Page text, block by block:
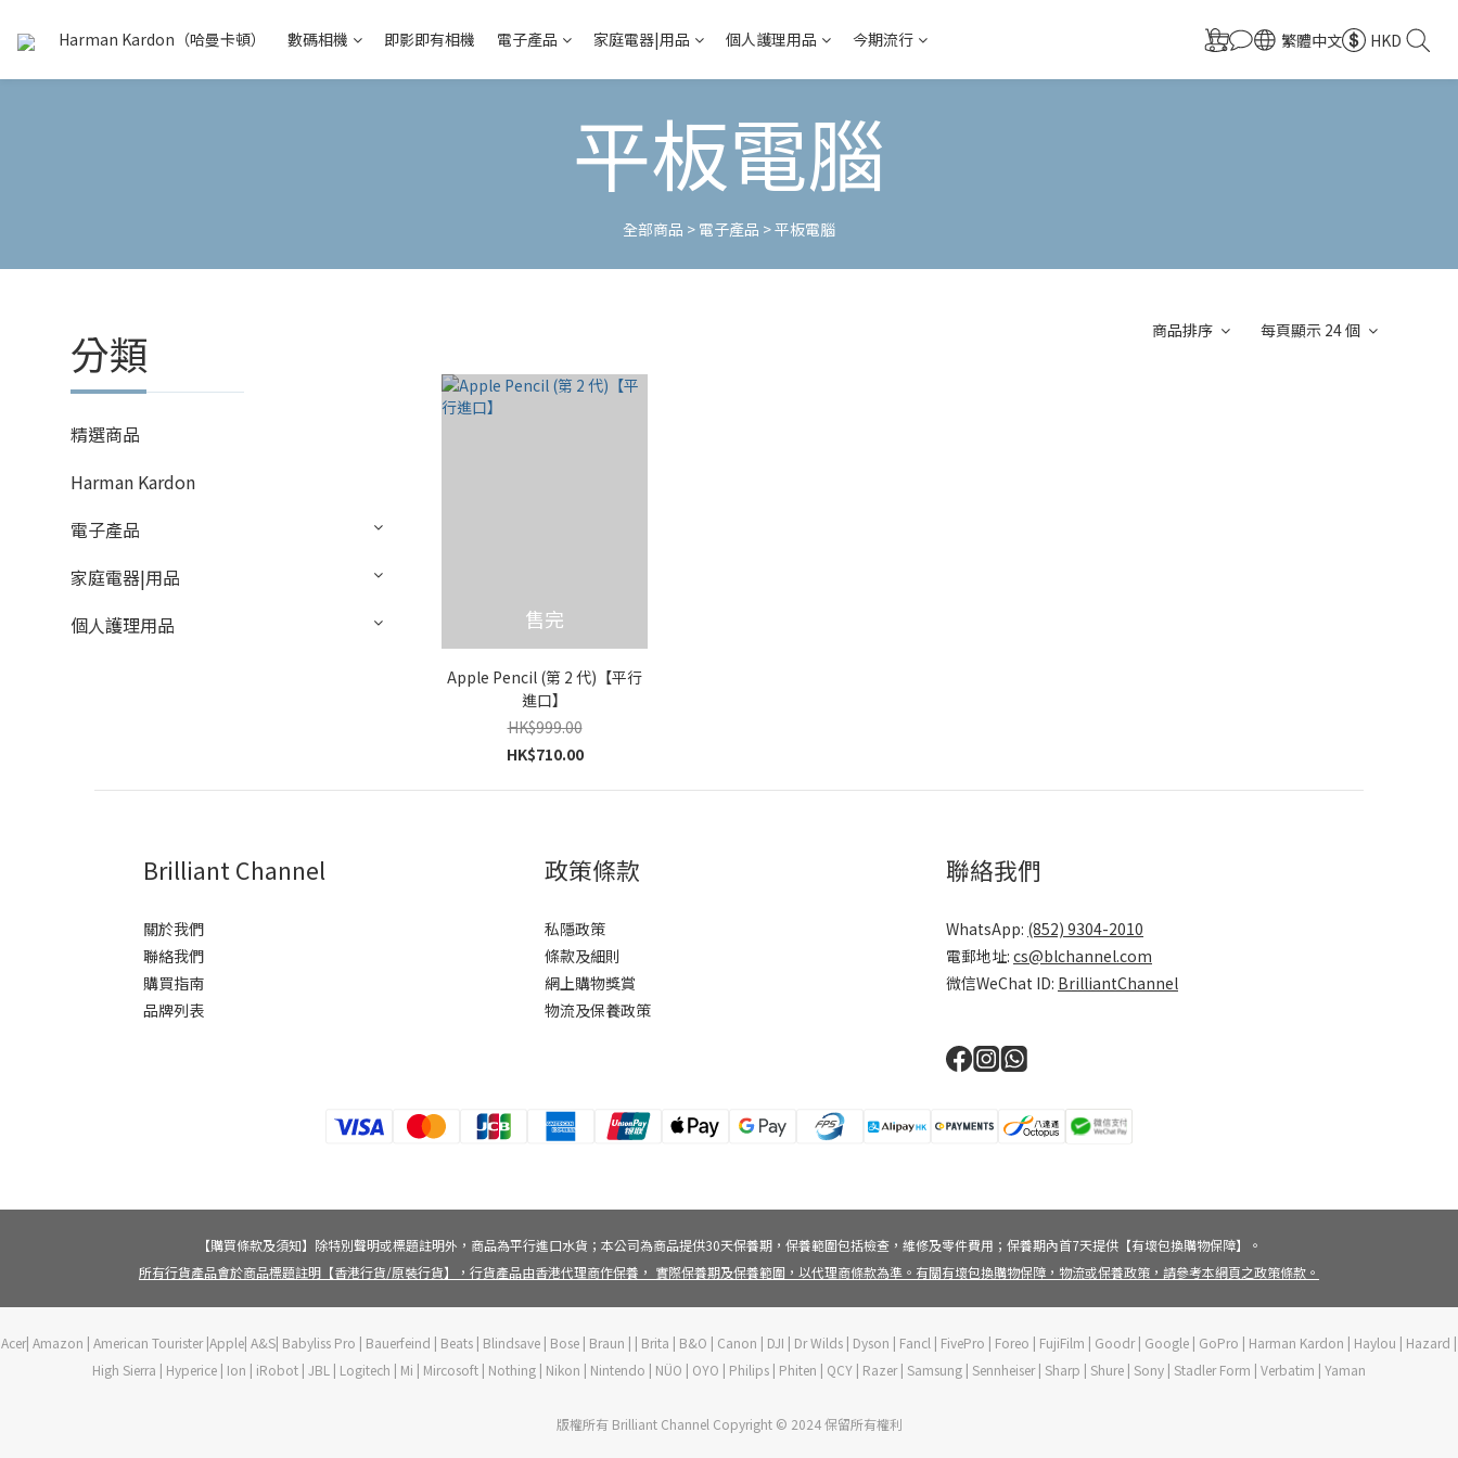
Harman Kardon（哈曼卡頓） 數碼相機 即影即有相機 電子產品 家庭電器|用品 個人護理用品 今期流行 繁體中文 HKD
平板電腦
全部商品 > 電子產品 >平板電腦
分類
精選商品
Harman Kardon
電子產品
家庭電器|用品
個人護理用品
商品排序 每頁顯示 24 個
售完
Apple Pencil (第 2 代)【平行
進口】
HK$999.00
HK$710.00
Brilliant Channel
關於我們
聯絡我們
購買指南
品牌列表
政策條款
私隱政策
條款及細則
網上購物獎賞
物流及保養政策
聯絡我們
WhatsApp: (852) 9304-2010
電郵地址: cs@blchannel.com
微信WeChat ID: BrilliantChannel
【購買條款及須知】除特別聲明或標題註明外，商品為平行進口水貨；本公司為商品提供30天保養期，保養範圍包括檢查，維修及零件費用；保養期內首7天提供【有壞包換購物保障】。
所有行貨產品會於商品標題註明【香港行貨/原裝行貨】，行貨產品由香港代理商作保養， 實際保養期及保養範圍，以代理商條款為準。有關有壞包換購物保障，物流或保養政策，請參考本網頁之政策條款。
Acer| Amazon | American Tourister |Apple| A&S| Babyliss Pro | Bauerfeind | Beats | Blindsave | Bose | Braun | | Brita | B&O | Canon | DJI | Dr Wilds | Dyson | Fancl | FivePro | Foreo | FujiFilm | Goodr | Google | GoPro | Harman Kardon | Haylou | Hazard |
High Sierra | Hyperice | Ion | iRobot | JBL | Logitech | Mi | Mircosoft | Nothing | Nikon | Nintendo | NÜO | OYO | Philips | Phiten | QCY | Razer | Samsung | Sennheiser | Sharp | Shure | Sony | Stadler Form | Verbatim | Yaman
版權所有 Brilliant Channel Copyright © 2024 保留所有權利